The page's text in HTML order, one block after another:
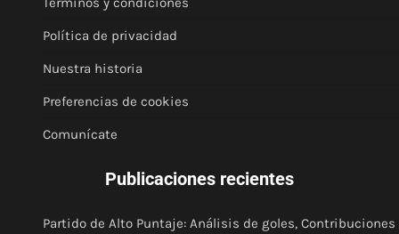
Política de privacidad
Nuestra historia
Preferencias de cookies
Comunícate
Publicaciones recientes
Partido de Alto Puntaje: Análisis de goles, Contribuciones